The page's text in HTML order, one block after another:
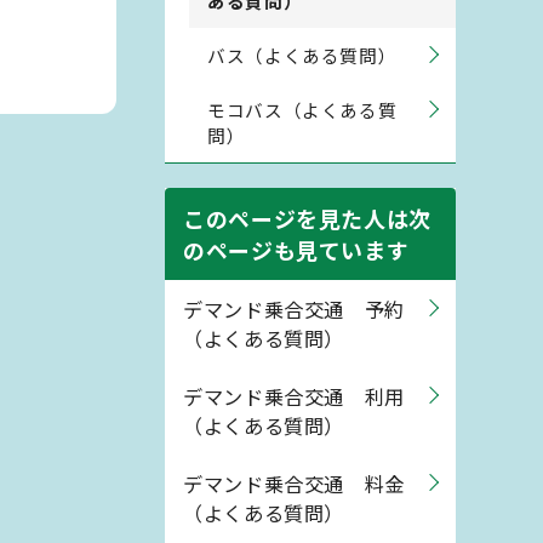
バス（よくある質問）
モコバス（よくある質
問）
このページを見た人は次
のページも見ています
デマンド乗合交通 予約
（よくある質問）
デマンド乗合交通 利用
（よくある質問）
デマンド乗合交通 料金
（よくある質問）